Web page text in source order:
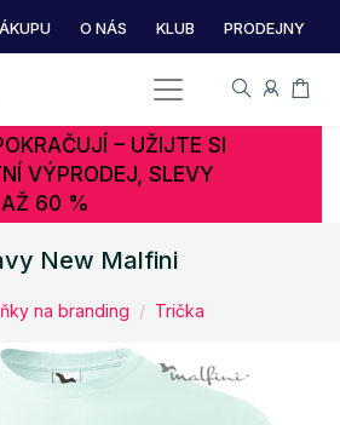
O NÁS KLUB PRODEJNY
– UŽIJTE SI
VÝPRODEJ, SLEVY
AŽ 60 %
New Malfini
na branding Trička